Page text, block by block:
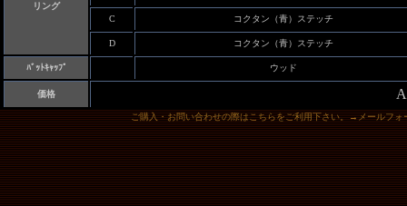
リング
C コクタン（青）ステッチ
D コクタン（青）ステッチ
ﾊﾞｯﾄｷｬｯﾌﾟ ウッド
価格
ご購入・お問い合わせの際はこちらをご利用下さい。→メールフォ